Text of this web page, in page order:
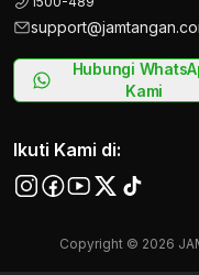
Hubungi
Kami
Ikuti Kami di:
Copyright © 2026